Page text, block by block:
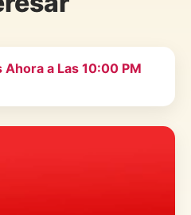
a Las 10:00 PM